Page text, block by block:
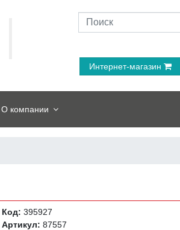
Интернет-магазин
О компании
Код: 395927
Артикул: 87557